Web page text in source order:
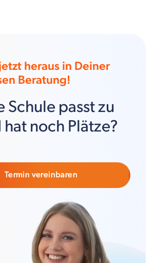
heraus in Deiner
Beratung!
Schule passt zu
noch Plätze?
Termin vereinbaren